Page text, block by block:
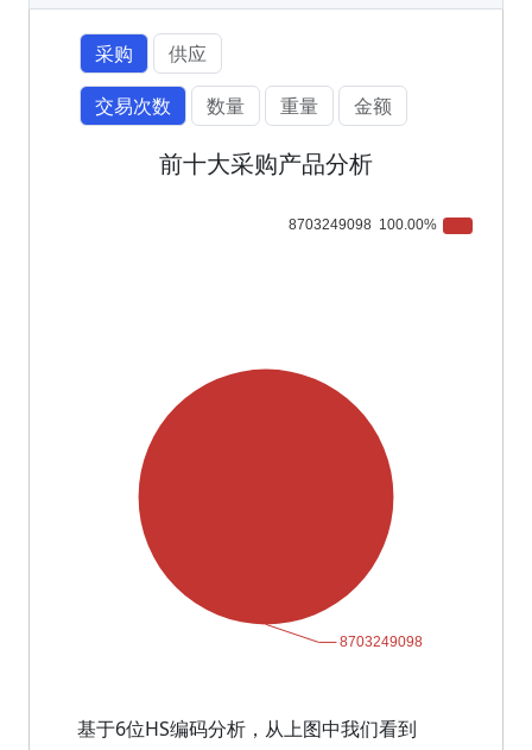
采购
供应
交易次数
数量 重量 金额
前十大采购产品分析
基于6位HS编码分析，从上图中我们看到